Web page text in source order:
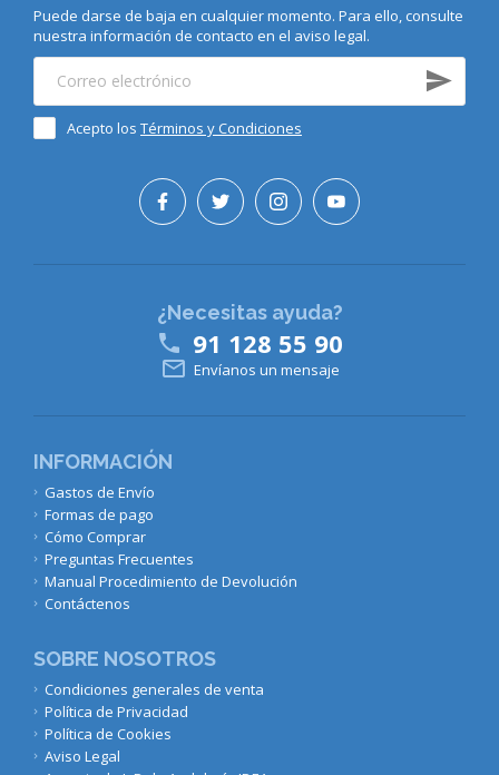
Puede darse de baja en cualquier momento. Para ello, consulte
nuestra información de contacto en el aviso legal.
Acepto los Términos y Condiciones
INFORMACIÓN
Gastos de Envío
Formas de pago
Cómo Comprar
Preguntas Frecuentes
Manual Procedimiento de Devolución
Contáctenos
SOBRE NOSOTROS
Condiciones generales de venta
Política de Privacidad
Política de Cookies
Aviso Legal
¿Necesitas ayuda?
 91 128 55 90
 Envíanos un mensaje